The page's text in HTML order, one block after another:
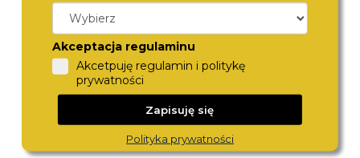
Akceptacja regulaminu
Akcetpuję regulamin i politykę
prywatności
Zapisuję się
Polityka prywatności